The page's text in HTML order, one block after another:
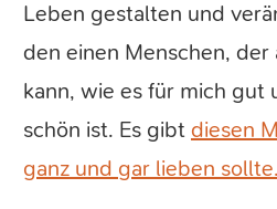
Leben gestalten und
den einen Menschen, der
kann, wie es für mich gut
schön ist. Es gibt diesen
ganz und gar lieben sollte.